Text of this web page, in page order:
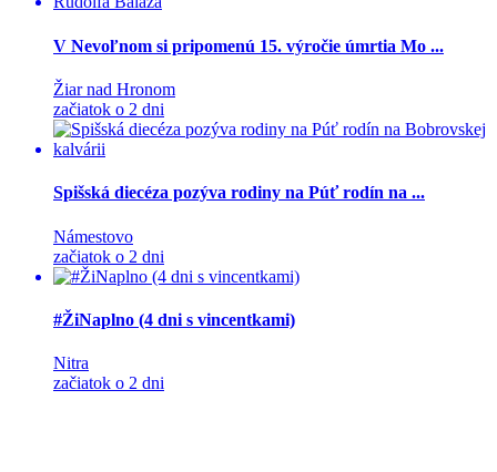
V Nevoľnom si pripomenú 15. výročie úmrtia Mo ...
Žiar nad Hronom
začiatok o 2 dni
Spišská diecéza pozýva rodiny na Púť rodín na ...
Námestovo
začiatok o 2 dni
#ŽiNaplno (4 dni s vincentkami)
Nitra
začiatok o 2 dni